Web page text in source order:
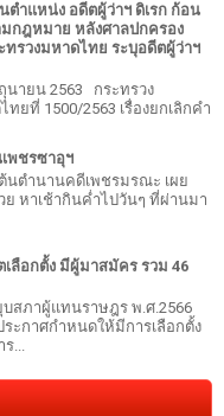
ำแหน่ง อดีตผู้ว่าฯ ดิเรก ก้อน
กฎหมาย หลังศาลปกครอง
รวงมหาดไทย ระบุอดีตผู้ว่าฯ
ายน 2563 กระทรวง
ยที่ 1500/2563 เรื่องยกเลิกคำ
พชรซาอุฯ
ต้นตำนานคดีเพชรมรณะ เผย
หาเช้ากินค่ำไปวันๆ ที่ผ่านมา
ลือกตั้ง มีผู้มาสมัคร รวม 46
าผู้แทนราษฎร พ.ศ.2566
ะกาศกำหนดให้มีการเลือกตั้ง
...